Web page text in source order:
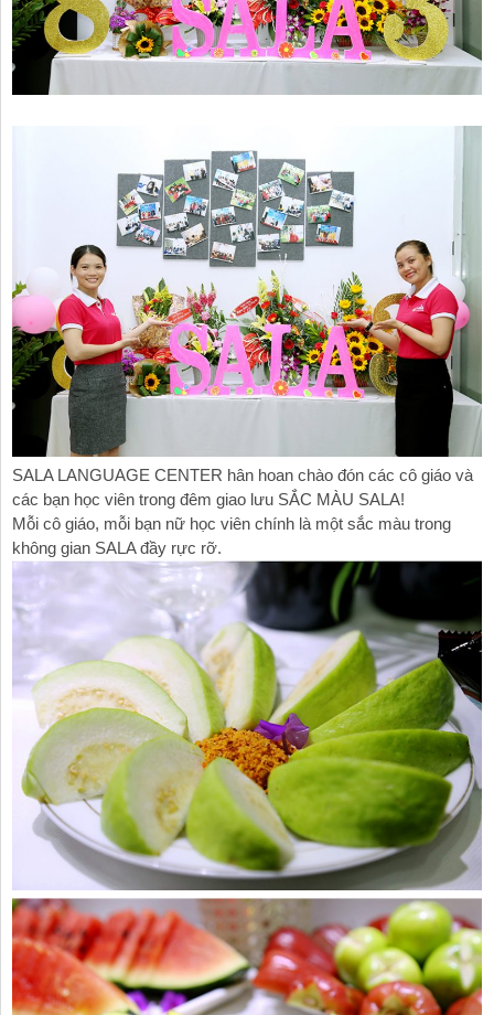
SALA LANGUAGE CENTER hân hoan chào đón các cô giáo và
các bạn học viên trong đêm giao lưu SẮC MÀU SALA!
Mỗi cô giáo, mỗi bạn nữ học viên chính là một sắc màu trong
không gian SALA đầy rực rỡ.
Hoạt
động
kiến
của
học
viên
Chứng
chỉ
HSK
Liên
hệ
Đóng
Menu